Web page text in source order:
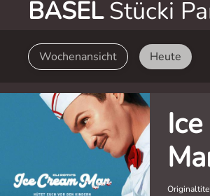
BASELStücki
Wochenansicht Heute